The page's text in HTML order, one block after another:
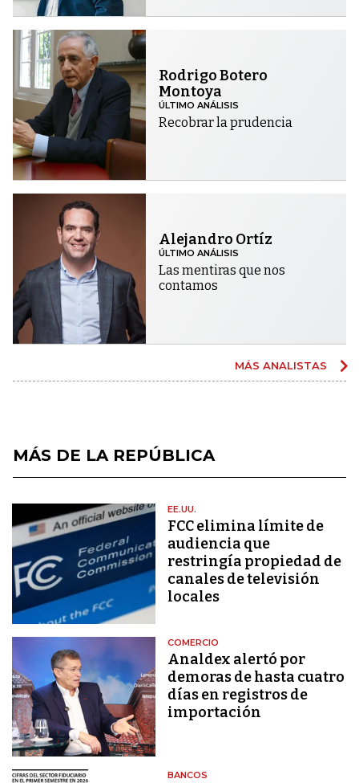
Rodrigo Botero
Montoya
ÚLTIMO ANÁLISIS
Recobrar la prudencia
Alejandro Ortíz
ÚLTIMO ANÁLISIS
Las mentiras que nos
contamos
MÁS ANALISTAS
MÁS DE LA REPÚBLICA
EE.UU.
FCC elimina límite de
audiencia que
restringía propiedad de
canales de televisión
locales
COMERCIO
Analdex alertó por
demoras de hasta cuatro
días en registros de
importación
BANCOS